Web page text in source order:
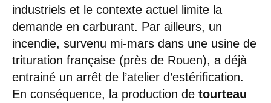
industriels et le contexte actuel limite la
demande en carburant. Par ailleurs, un
incendie, survenu mi-mars dans une usine de
trituration française (près de Rouen), a déjà
entrainé un arrêt de l’atelier d’estérification.
En conséquence, la production de tourteau